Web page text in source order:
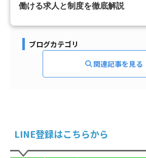
働ける求人と制度を徹底解説
ブログカテゴリ
関連記事を見る
LINE登録はこちらから